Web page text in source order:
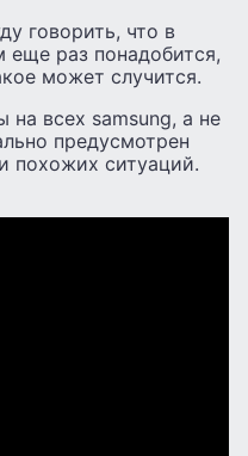
говорить, что в
раз понадобится,
может случится.
всех samsung, а не
предусмотрен
похожих ситуаций.